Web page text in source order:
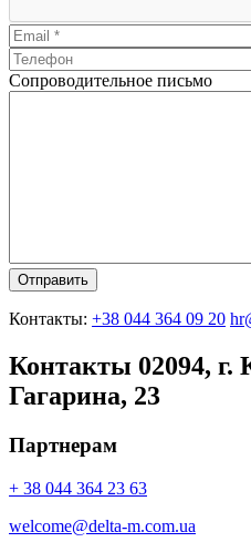
Сопроводительное письмо
Контакты: +38 044 364 09 20
Контакты 02094,
Гагарина, 23
Партнерам
+ 38 044 364 23 63
welcome@delta-m.com.ua